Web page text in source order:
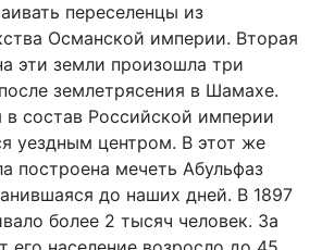
переселенцы из
Османской империи. Вторая
эти земли произошла три
землетрясения в Шамахе.
состав Российской империи
уездным центром. В этот же
построена мечеть Абульфаз
до наших дней. В 1897
более 2 тысяч человек. За